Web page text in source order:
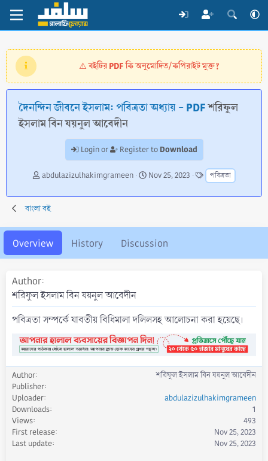
⚠️বইটির PDF কি অনুমোদিত/কপিরাইট মুক্ত?
দৈনন্দিন জীবনে ইসলাম: পবিত্রতা অধ্যায় - PDFশরিফুল
ইসলাম বিন যয়নুল আবেদীন
Login or Register to Download
A
t
h
r
abdulazizulhakimgrameen
C
e
i
o
Nov 25, 2023
T
a
g
পবিত্রতা
বাংলা বই
Overview History Discussion
Author
শরিফুল ইসলাম বিন যয়নুল আবেদীন
পবিত্রতা সম্পর্কে যাবতীয় বিধিমালা দলিলসহ আলোচনা করা হয়েছে।
Author
শরিফুল ইসলাম বিন যয়নুল আবেদীন
Publisher
Uploader
abdulazizulhakimgrameen
Downloads
1
Views
493
First release
Nov 25, 2023
Last update
Nov 25, 2023